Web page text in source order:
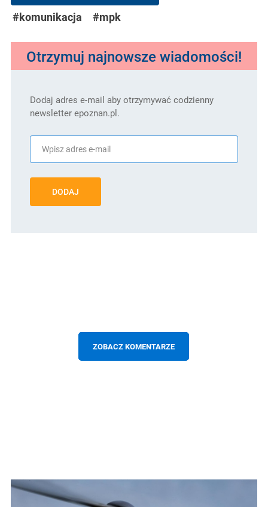
#komunikacja #mpk
Otrzymuj najnowsze wiadomości!
Dodaj adres e-mail aby otrzymywać codzienny
newsletter epoznan.pl.
DODAJ
ZOBACZ KOMENTARZE